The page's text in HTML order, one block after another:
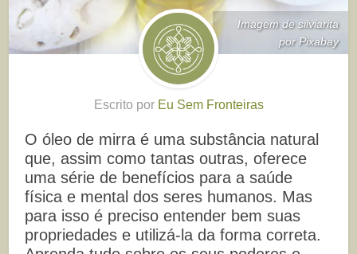
Imagem de silviarita
por Pixabay
Escrito por Eu Sem Fronteiras
O óleo de mirra é uma substância natural
que, assim como tantas outras, oferece
uma série de benefícios para a saúde
física e mental dos seres humanos. Mas
para isso é preciso entender bem suas
propriedades e utilizá-la da forma correta.